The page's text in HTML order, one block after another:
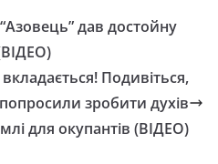
дав достойну
Подивіться,
зробити духів
для окупантів (ВІДЕО)